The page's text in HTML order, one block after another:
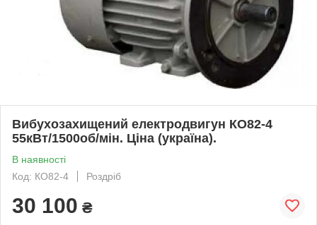
Вибухозахищений електродвигун КО82-4
55кВт/1500об/мін. Ціна (україна).
В наявності
Код: КО82-4
Роздріб
30 100 ₴